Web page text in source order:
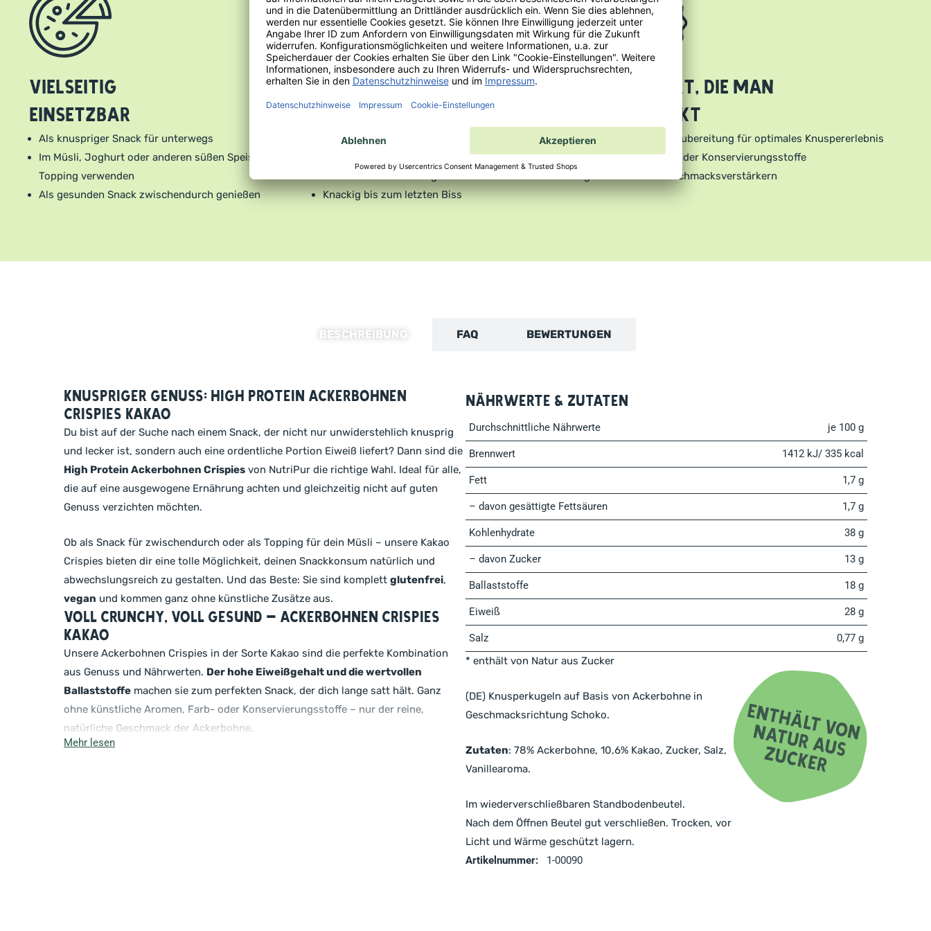
Vielseitig
einsetzbar
Als knuspriger Snack für unterwegs
Im Müsli, Joghurt oder anderen süßen Speisen als
Topping verwenden
Als gesunden Snack zwischendurch genießen
Praktisch und
länger frisch
Lange haltbar durch wieder-
Knackig bis zum letzten Biss
Qualität, die man
schmeckt
Schonende Zubereitung für optimales Knuspererlebnis
Keine Farb- oder Konservierungsstoffe
Frei von Geschmacksverstärkern
BESCHREIBUNG FAQ BEWERTUNGEN
Knuspriger Genuss: High Protein Ackerbohnen
Crispies Kakao
Du bist auf der Suche nach einem Snack, der nicht nur unwiderstehlich knusprig
und lecker ist, sondern auch eine ordentliche Portion Eiweiß liefert? Dann sind die
High Protein Ackerbohnen Crispies von NutriPur die richtige Wahl. Ideal für alle,
die auf eine ausgewogene Ernährung achten und gleichzeitig nicht auf guten
Genuss verzichten möchten.
Ob als Snack für zwischendurch oder als Topping für dein Müsli – unsere Kakao
Crispies bieten dir eine tolle Möglichkeit, deinen Snackkonsum natürlich und
abwechslungsreich zu gestalten. Und das Beste: Sie sind komplett glutenfrei,
vegan und kommen ganz ohne künstliche Zusätze aus.
Voll crunchy, voll gesund – Ackerbohnen Crispies
Kakao
Unsere Ackerbohnen Crispies in der Sorte Kakao sind die perfekte Kombination
aus Genuss und Nährwerten. Der hohe Eiweißgehalt und die wertvollen
Ballaststoffe machen sie zum perfekten Snack, der dich lange satt hält. Ganz
ohne künstliche Aromen, Farb- oder Konservierungsstoffe – nur der reine,
natürliche Geschmack der Ackerbohne.
Mehr lesen
Nährwerte & Zutaten
Durchschnittliche Nährwerte je 100 g
Brennwert 1412 kJ/ 335 kcal
Fett 1,7 g
– davon gesättigte Fettsäuren 1,7 g
Kohlenhydrate 38 g
– davon Zucker 13 g
Ballaststoffe 18 g
Eiweiß 28 g
Salz
0,77 g
* enthält von Natur aus Zucker
(DE) Knusperkugeln auf Basis von Ackerbohne in
Geschmacksrichtung Schoko.
Zutaten: 78% Ackerbohne, 10,6% Kakao, Zucker, Salz,
Vanillearoma.
Im wiederverschließbaren Standbodenbeutel.
Nach dem Öffnen Beutel gut verschließen. Trocken, vor
Licht und Wärme geschützt lagern.
Artikelnummer:
1-00090